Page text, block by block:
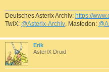
Deutsches Asterix Archiv: https://
TwiX: @Asterix-Archiv, Mastodon:
Erik
AsterIX Druid